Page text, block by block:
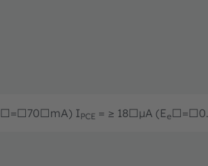
□=□70□mA) IPCE = ≥ 18□µA (Ee